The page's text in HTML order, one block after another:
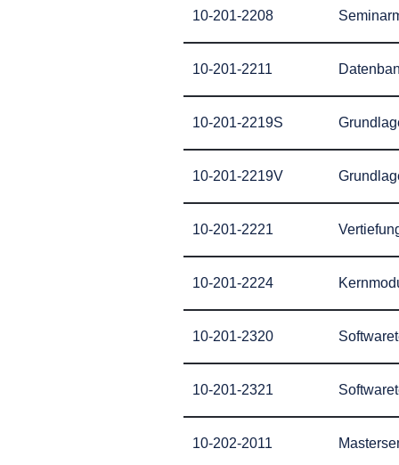
10-201-2208
10-201-2211
10-201-2219S
10-201-2219V
10-201-2221
10-201-2224
10-201-2320
10-201-2321
10-202-2011